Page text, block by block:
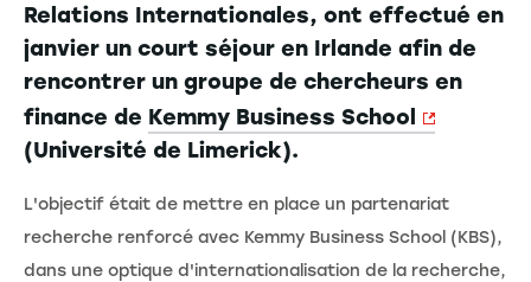
Relations Internationales, ont effectué en
janvier un court séjour en Irlande afin de
rencontrer un groupe de chercheurs en
finance de Kemmy Business School
(Université de Limerick).
L'objectif était de mettre en place un partenariat
recherche renforcé avec Kemmy Business School (KBS),
dans une optique d'internationalisation de la recherche,